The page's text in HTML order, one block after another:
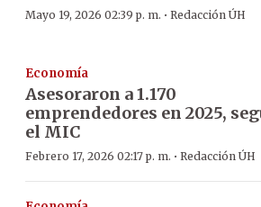
Mayo 19, 2026 02:39 p. m. · Redacción ÚH
Economía
Asesoraron a 1.170
emprendedores en 2025,
el MIC
Febrero 17, 2026 02:17 p. m. · Redacción ÚH